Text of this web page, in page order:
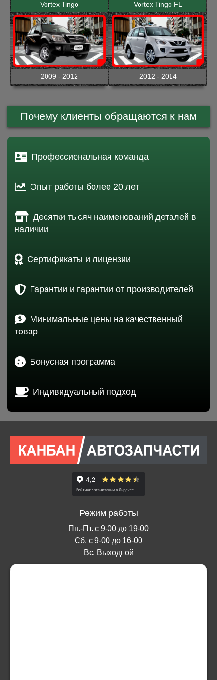
Vortex Tingo
2009 - 2012
Vortex Tingo FL
2012 - 2014
Почему клиенты обращаются к нам
Профессиональная команда
Опыт работы более 20 лет
Десятки тысяч наименований деталей в
наличии
Сертификаты и лицензии
Гарантии и гарантии от производителей
Минимальные цены на качественный
товар
Бонусная программа
Индивидуальный подход
Режим работы
Пн.-Пт. с 9-00 до 19-00
Сб. с 9-00 до 16-00
Вс. Выходной